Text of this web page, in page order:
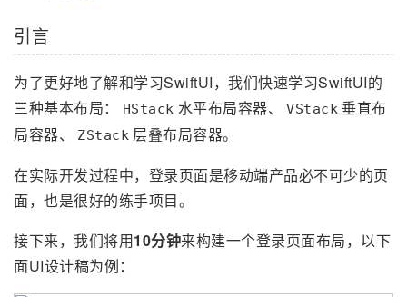
引言
为了更好地了解和学习SwiftUI，我们快速学习SwiftUI的
三种基本布局：
HStack 水平布局容器、 VStack 垂直布
局容器、
ZStack 层叠布局容器。
在实际开发过程中，登录页面是移动端产品必不可少的页
面，也是很好的练手项目。
接下来，我们将用10分钟来构建一个登录页面布局，以下
面UI设计稿为例：